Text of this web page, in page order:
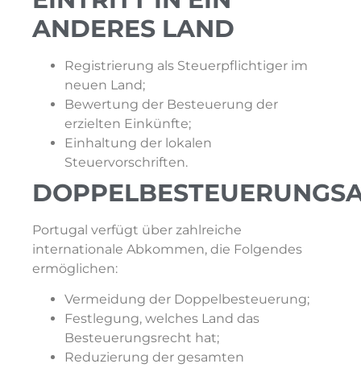
ANDERES LAND
Registrierung als Steuerpflichtiger im
neuen Land;
Bewertung der Besteuerung der
erzielten Einkünfte;
Einhaltung der lokalen
Steuervorschriften.
Portugal verfügt über zahlreiche
internationale Abkommen, die Folgendes
ermöglichen:
Vermeidung der Doppelbesteuerung;
Festlegung, welches Land das
Besteuerungsrecht hat;
Reduzierung der gesamten